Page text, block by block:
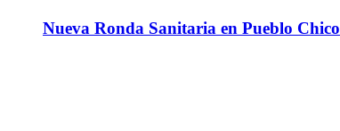
Nueva Ronda Sanitaria en Pueblo Chico